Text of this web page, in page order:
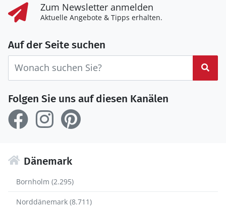
Zum Newsletter anmelden
Aktuelle Angebote & Tipps erhalten.
Auf der Seite suchen
Folgen Sie uns auf diesen Kanälen
Dänemark
Bornholm (2.295)
Norddänemark (8.711)